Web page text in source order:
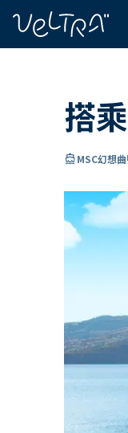
搭
directions_boatMSC幻想